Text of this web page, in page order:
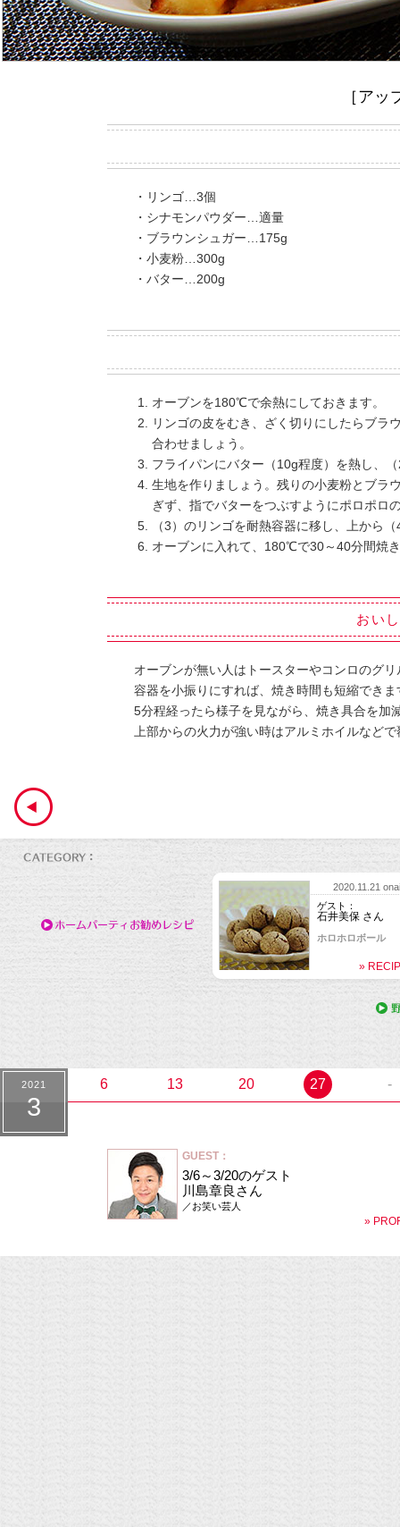
［ア
・リンゴ…3個
・シナモンパウダー…適量
・ブラウンシュガー…175g
・小麦粉…300g
・バター…200g
オーブンを180℃で余熱にしておきます。
リンゴの皮をむき、ざく切りにしたらブラ
合わせましょう。
フライパンにバター（10g程度）を熱し、
生地を作りましょう。残りの小麦粉とブラ
ぎず、指でバターをつぶすようにポロポロ
（3）のリンゴを耐熱容器に移し、上から
オーブンに入れて、180℃で30～40分間焼
おい
オーブンが無い人はトースターやコンロのグ
容器を小振りにすれば、焼き時間も短縮できま
5分程経ったら様子を見ながら、焼き具合を加
上部からの火力が強い時はアルミホイルなど
2020.11.21
ゲスト：
石井美保 さん
ホロホロボール
»
2020.8.29
竹財輝之助 さん
2021
3
6 13 20 27 -
GUEST：
3/6～3/20のゲスト
川島章良さん
／お笑い芸人
»